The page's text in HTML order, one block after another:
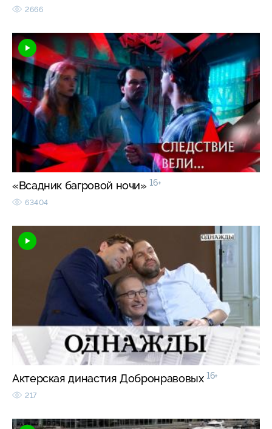
2666
«Всадник багровой ночи» 16+
63404
Актерская династия Добронравовых 16+
217